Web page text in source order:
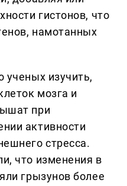
гистонов, что
намотанных
ученых изучить,
мозга и
при
активности
стресса.
что изменения в
грызунов более